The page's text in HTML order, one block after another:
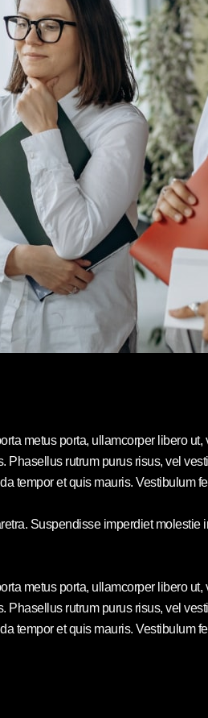
metus porta, ullamcorper libero
rutrum purus risus, vel
tempor et quis mauris. Vestibulum
Suspendisse imperdiet
metus porta, ullamcorper libero
rutrum purus risus, vel
tempor et quis mauris. Vestibulum